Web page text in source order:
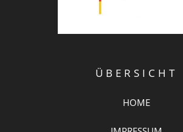
ÜBERSICHT
HOME